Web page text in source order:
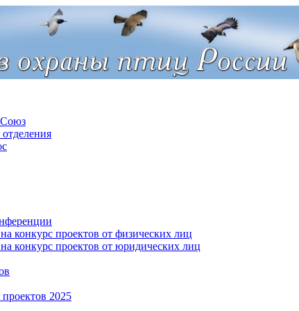
Союз
конкурс проектов от физических лиц
конкурс проектов от юридических лиц
2025